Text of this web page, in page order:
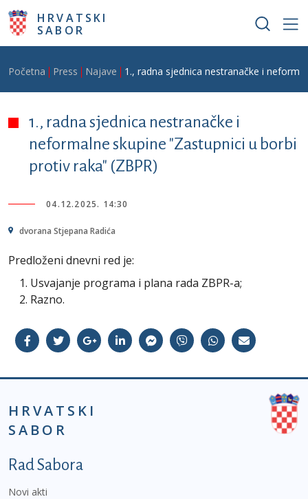
Skoči na glavni sadržaj
HRVATSKI
SABOR
Breadcrumb
Početna Press Najave 1., radna sjednica nestranačke i
1., radna sjednica nestranačke i
neformalne skupine "Zastupnici u borbi
protiv raka" (ZBPR)
04.12.2025. 14:30
dvorana Stjepana Radića
Predloženi dnevni red je:
Usvajanje programa i plana rada ZBPR-a;
Razno.
HRVATSKI
SABOR
Podnožje prvi izbornik
Rad Sabora
Novi akti